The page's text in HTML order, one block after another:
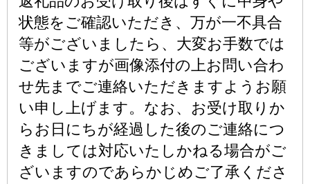
状態をご確認いただき、万が一不具合
等がございましたら、大変お手数では
ございますが画像添付の上お問い合わ
せ先までご連絡いただきますようお願
い申し上げます。なお、お受け取りか
らお日にちが経過した後のご連絡につ
きましては対応いたしかねる場合がご
ざいますのであらかじめご了承くださ